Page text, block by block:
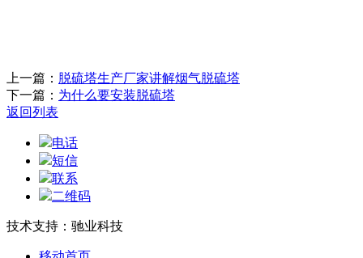
上一篇： 脱硫塔生产厂家讲解烟气脱硫塔
下一篇： 为什么要安装脱硫塔
返回列表
电话
短信
联系
二维码
技术支持：驰业科技